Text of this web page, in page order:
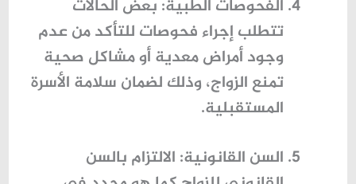
الفحوصات الطبية: بعض الحالات
تتطلب إجراء فحوصات للتأكد من عدم
وجود أمراض معدية أو مشاكل صحية
تمنع الزواج، وذلك لضمان سلامة الأسرة
المستقبلية.
السن القانونية: الالتزام بالسن